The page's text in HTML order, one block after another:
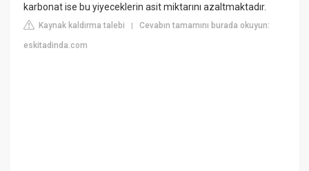
karbonat ise bu yiyeceklerin asit miktarını azaltmaktadır.
Kaynak kaldırma talebi |Cevabın tamamını burada okuyun:
eskitadinda.com